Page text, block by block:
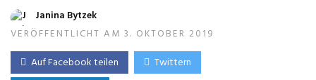
Janina Bytzek
VERÖFFENTLICHT AM 3. OKTOBER 2019
Auf Facebook teilen
Twittern